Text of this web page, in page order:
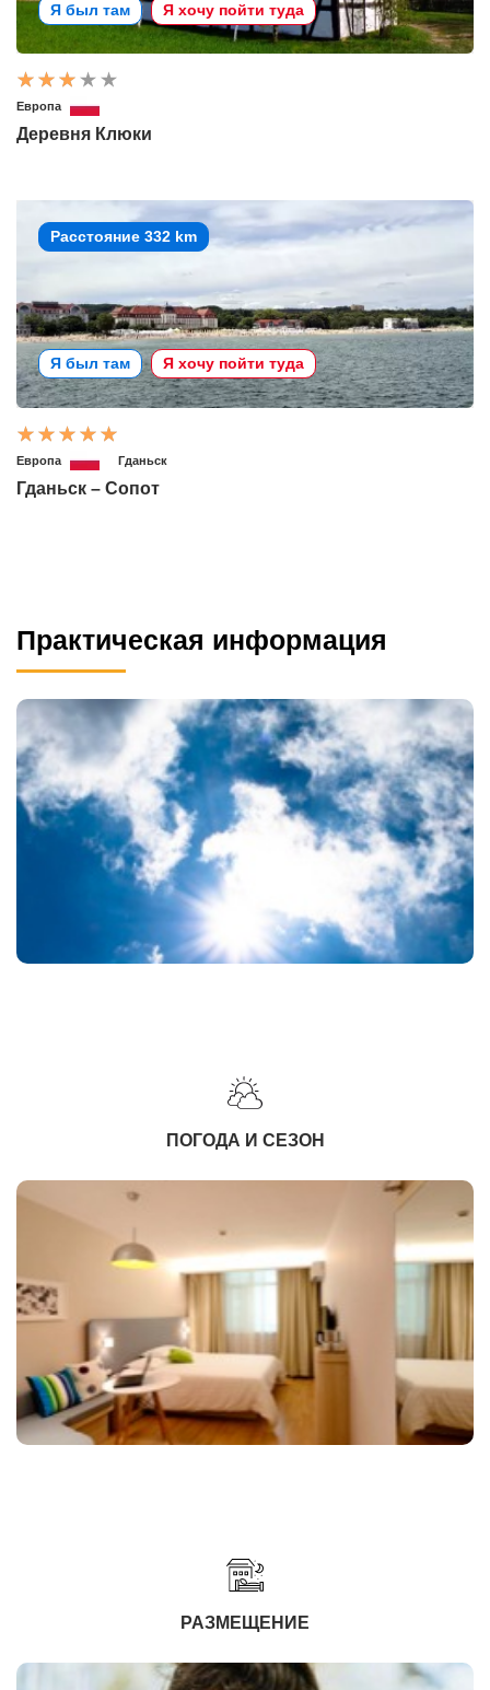
Я был там Я хочу пойти туда
Европа
Деревня Клюки
Расстояние 332 km
Я был там Я хочу пойти туда
Европа Гданьск
Гданьск – Сопот
Практическая информация
ПОГОДА И СЕЗОН
РАЗМЕЩЕНИЕ